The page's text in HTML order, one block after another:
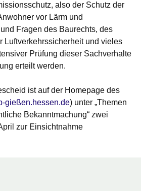
also der Schutz der
vor Lärm und
Fragen des Baurechts, des
Luftverkehrssicherheit und vieles
Prüfung dieser Sachverhalte
erteilt werden.
ist auf der Homepage des
gießen.hessen.de) unter „Themen
Bekanntmachung“ zwei
zur Einsichtnahme